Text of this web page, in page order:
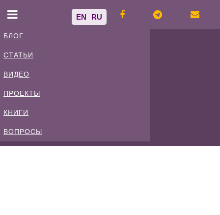
БЛОГ
СТАТЬИ
ВИДЕО
ПРОЕКТЫ
КНИГИ
ВОПРОСЫ
EN RU
Спиваковский
Блог